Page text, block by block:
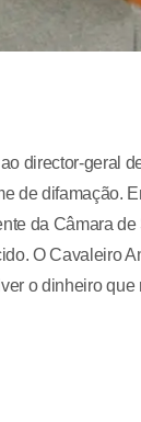
director-geral
de difamação.
da Câmara de
O Cavaleiro
o dinheiro que